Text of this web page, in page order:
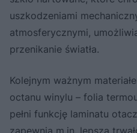
uszkodzeniami
atmosferycznymi,
przenikanie światła.
Kolejnym ważnym
octanu winylu – folia
pełni funkcję laminatu
zapewnia m.in. lepszą